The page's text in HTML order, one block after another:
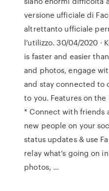
versione ufficiale di
altrettanto ufficiale
l’utilizzo. 30/04/2020 ·
is faster and easier
and photos, engage
and stay connected to
to you. Features on
* Connect with friends
new people on your
status updates & use
relay what’s going on
photos, …